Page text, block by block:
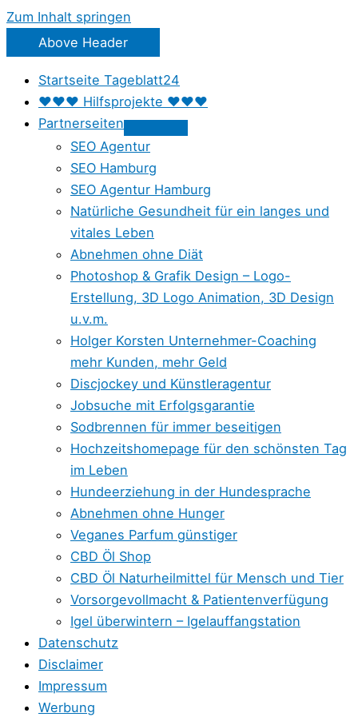
Zum Inhalt springen
Above Header
Startseite Tageblatt24
♥♥♥ Hilfsprojekte ♥♥♥
Partnerseiten
SEO Agentur
SEO Hamburg
SEO Agentur Hamburg
Natürliche Gesundheit für ein langes und
vitales Leben
Abnehmen ohne Diät
Photoshop & Grafik Design – Logo-
Erstellung, 3D Logo Animation, 3D Design
u.v.m.
Holger Korsten Unternehmer-Coaching
mehr Kunden, mehr Geld
Discjockey und Künstleragentur
Jobsuche mit Erfolgsgarantie
Sodbrennen für immer beseitigen
Hochzeitshomepage für den schönsten Tag
im Leben
Hundeerziehung in der Hundesprache
Abnehmen ohne Hunger
Veganes Parfum günstiger
CBD Öl Shop
CBD Öl Naturheilmittel für Mensch und Tier
Vorsorgevollmacht & Patientenverfügung
Igel überwintern – Igelauffangstation
Datenschutz
Disclaimer
Impressum
Werbung